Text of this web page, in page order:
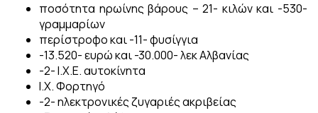
ποσότητα ηρωίνης βάρους – 21- κιλών και -530-
γραμμαρίων
περίστροφο και -11- φυσίγγια
-13.520- ευρώ και -30.000- λεκ Αλβανίας
-2- Ι.Χ.Ε. αυτοκίνητα
Ι.Χ. Φορτηγό
-2- ηλεκτρονικές ζυγαριές ακριβείας